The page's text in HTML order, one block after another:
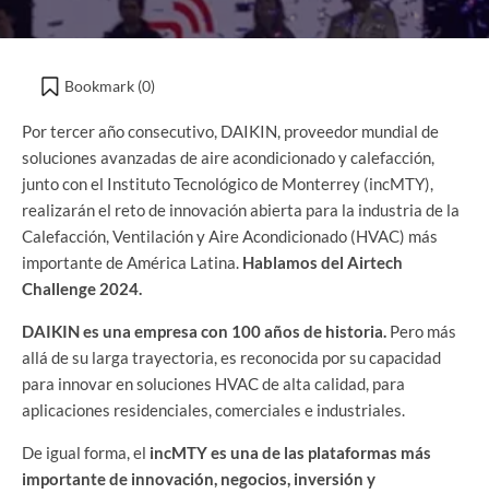
Bookmark (0)
Por tercer año consecutivo, DAIKIN, proveedor mundial de
soluciones avanzadas de aire acondicionado y calefacción,
junto con el Instituto Tecnológico de Monterrey (incMTY),
realizarán el reto de innovación abierta para la industria de la
Calefacción, Ventilación y Aire Acondicionado (HVAC) más
importante de América Latina. Hablamos del Airtech
Challenge 2024.
DAIKINes una empresa con 100 años de historia. Pero más
allá de su larga trayectoria, es reconocida por su capacidad
para innovar en soluciones HVAC de alta calidad, para
aplicaciones residenciales, comerciales e industriales.
De igual forma, el incMTY es una de las plataformas más
importante de innovación, negocios, inversión y